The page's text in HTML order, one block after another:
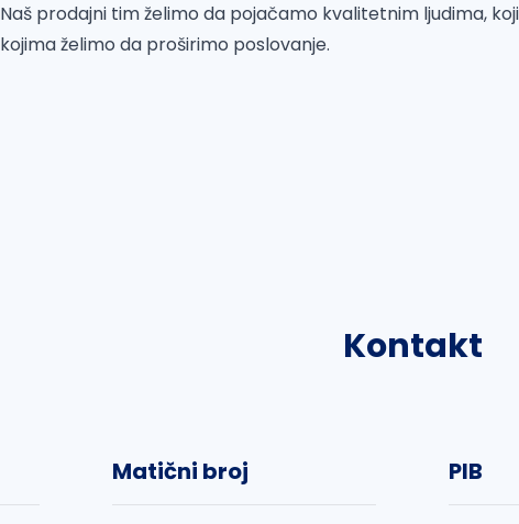
Naš prodajni tim želimo da pojačamo kvalitetnim ljudima,
kojima želimo da proširimo poslovanje.
Kontakt
Matični broj PIB